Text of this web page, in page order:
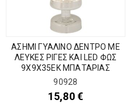
ΑΣΗΜΙ ΓΥΑΛΙΝΟ ΔΕΝΤΡΟ ΜΕ
ΛΕΥΚΕΣ ΡΙΓΕΣ ΚΑΙ LED ΦΩΣ
9Χ9Χ35ΕΚ ΜΠΑΤΑΡΙΑΣ
90928
15,80€